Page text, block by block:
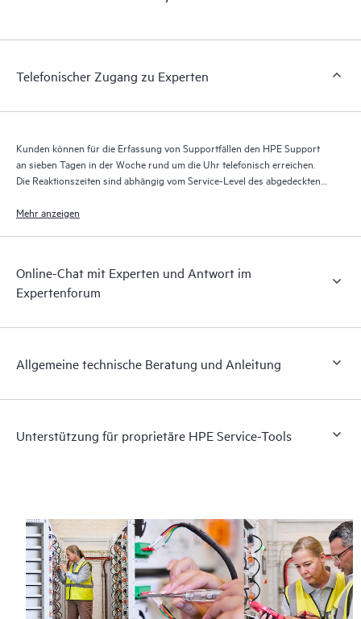
Supportverträgen liefert, die durch den HPE Tech Care Service
Verwaltung ihrer Assets. Sie sehen auf einen Blick, welche
interagieren. Mit neuen Self-Service-Tools können Kunden
selbst ausführen und ein Portal mit sorgfältig
zusammengestellten Wissensressourcen nutzen. HPE Tech Care
Beitrag für Operational Excellence und Leistungsoptimierung
vom Edge bis zur Cloud leisten.
Telefonischer Zugang zu Experten
Kunden können für die Erfassung von Supportfällen den HPE Support
an sieben Tagen in der Woche rund um die Uhr telefonisch erreichen.
Die Reaktionszeiten sind abhängig vom Service-Level des abgedeckten
Mehr anzeigen
Online-Chat mit Experten und Antwort im
Expertenforum
Allgemeine technische Beratung und Anleitung
Unterstützung für proprietäre HPE Service-Tools